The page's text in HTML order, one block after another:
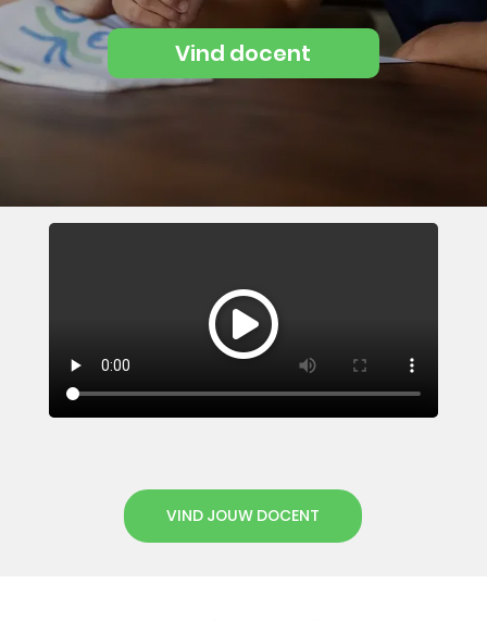
Vind docent
VIND JOUW DOCENT